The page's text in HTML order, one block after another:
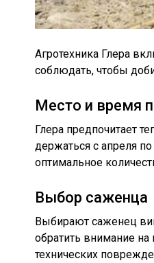
Агротехника Глера
соблюдать, чтобы
Место и время
Глера предпочитает
держаться с апреля
оптимальное
Выбор саженца
Выбирают саженец
обратить внимание
технических